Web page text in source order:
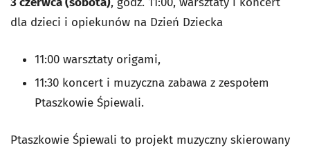
dla dzieci i opiekunów na Dzień Dziecka
11:00 warsztaty origami,
11:30 koncert i muzyczna zabawa z zespołem
Ptaszkowie Śpiewali.
Ptaszkowie Śpiewali to projekt muzyczny skierowany